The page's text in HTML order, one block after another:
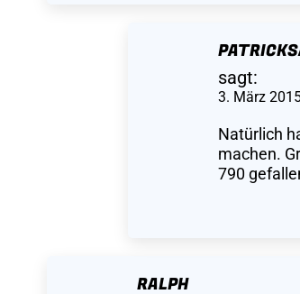
sagt:
3. März
Natürlich
machen.
790
RALPH